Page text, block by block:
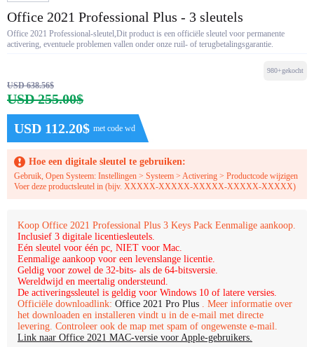
Office 2021 Professional Plus - 3 sleutels
Office 2021 Professional-sleutel,Dit product is een officiële sleutel voor permanente
activering, eventuele problemen vallen onder onze ruil- of terugbetalingsgarantie.
USD 638.56$
USD 255.00$
USD 112.20$ met code wd
980+gekocht
Hoe een digitale sleutel te gebruiken:
Gebruik, Open Systeem: Instellingen > Systeem > Activering > Productcode wijzigen
Voer deze productsleutel in (bijv. XXXXX-XXXXX-XXXXX-XXXXX-XXXXX)
Koop Office 2021 Professional Plus 3 Keys Pack Eenmalige aankoop.
Inclusief 3 digitale licentiesleutels.
Eén sleutel voor één pc, NIET voor Mac.
Eenmalige aankoop voor een levenslange licentie.
Geldig voor zowel de 32-bits- als de 64-bitsversie.
Wereldwijd en meertalig ondersteund.
De activeringssleutel is geldig voor Windows 10 of latere versies.
Officiële downloadlink: Office 2021 Pro Plus . Meer informatie over
het downloaden en installeren vindt u in de e-mail met directe
levering. Controleer ook de map met spam of ongewenste e-mail.
Link naar Office 2021 MAC-versie voor Apple-gebruikers.